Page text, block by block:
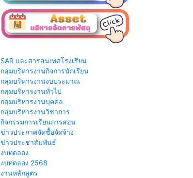
SAR และสารสนเทศโรงเรียน
กลุ่มบริหารงานกิจการนักเรียน
กลุ่มบริหารงานงบประมาณ
กลุ่มบริหารงานทั่วไป
กลุ่มบริหารงานบุคคล
กลุ่มบริหารงานวิชาการ
กิจกรรมการเรียนการสอน
ข่าวประกาศจัดซื้อจัดจ้าง
ข่าวประชาสัมพันธ์
งบทดลอง
งบทดลอง 2568
งานหลักสูตร